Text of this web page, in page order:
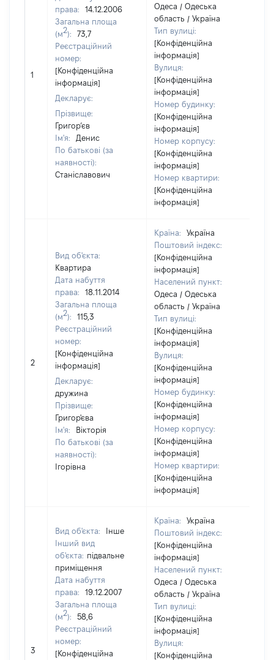
1
права:
14.12.2006
Загальна площа
(м2):
73,7
Реєстраційний
номер:
[Конфіденційна
інформація]
Декларує:
Прізвище:
Григор’єв
Ім'я:
Денис
По батькові (за
наявності):
Станіславович
Одеса / Одеська
область / Україна
Тип вулиці:
[Конфіденційна
інформація]
Вулиця:
[Конфіденційна
інформація]
Номер будинку:
[Конфіденційна
інформація]
Номер корпусу:
[Конфіденційна
інформація]
Номер квартири:
[Конфіденційна
інформація]
2
Вид об'єкта:
Квартира
Дата набуття
права:
18.11.2014
Загальна площа
(м2):
115,3
Реєстраційний
номер:
[Конфіденційна
інформація]
Декларує:
дружина
Прізвище:
Григор'єва
Ім'я:
Вікторія
По батькові (за
наявності):
Ігорівна
Країна:
Україна
Поштовий індекс:
[Конфіденційна
інформація]
Населений пункт:
Одеса / Одеська
область / Україна
Тип вулиці:
[Конфіденційна
інформація]
Вулиця:
[Конфіденційна
інформація]
Номер будинку:
[Конфіденційна
інформація]
Номер корпусу:
[Конфіденційна
інформація]
Номер квартири:
[Конфіденційна
інформація]
3
Вид об'єкта:
Інше
Інший вид
об'єкта: підвальне
приміщення
Дата набуття
права:
19.12.2007
Загальна площа
(м2):
58,6
Реєстраційний
номер:
[Конфіденційна
Країна:
Україна
Поштовий індекс:
[Конфіденційна
інформація]
Населений пункт:
Одеса / Одеська
область / Україна
Тип вулиці:
[Конфіденційна
інформація]
Вулиця:
[Конфіденційна